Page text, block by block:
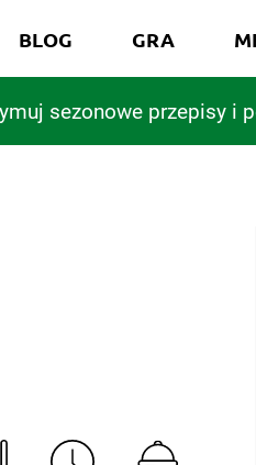
sezonowe przepisy i
BLOG GRA